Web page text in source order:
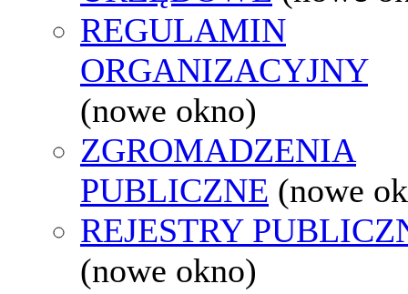
REGULAMIN
ORGANIZACYJNY
(nowe okno)
ZGROMADZENIA
PUBLICZNE (nowe
REJESTRY
(nowe okno)